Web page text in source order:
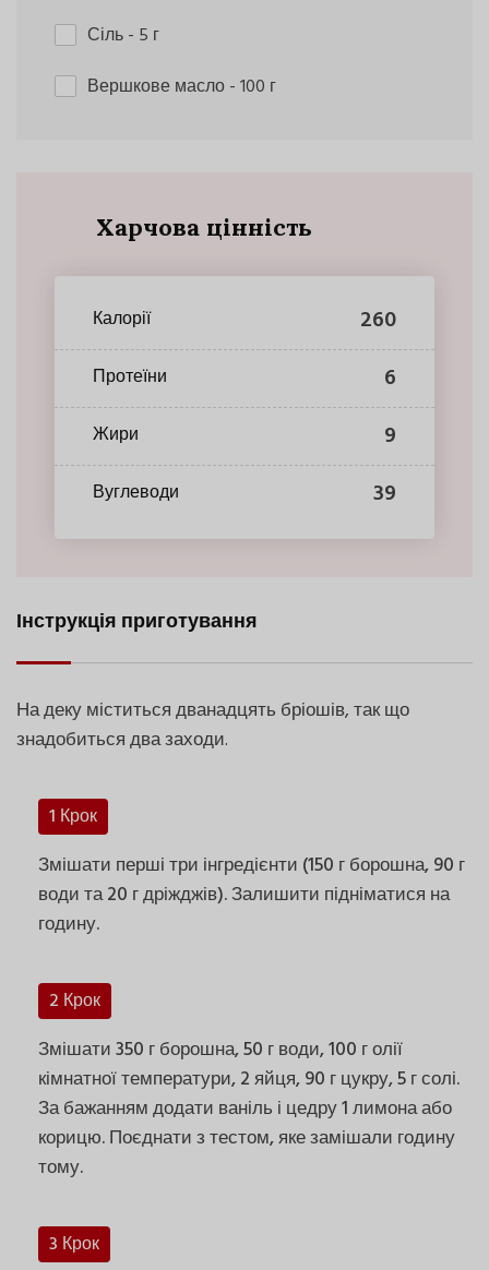
Сіль- 5 г
Вершкове масло- 100 г
Харчова цінність
Калорії 260
Протеїни 6
Жири 9
Вуглеводи 39
Інструкція приготування
На деку міститься дванадцять бріошів, так що
знадобиться два заходи.
1 Крок
Змішати перші три інгредієнти (150 г борошна, 90 г
води та 20 г дріжджів). Залишити підніматися на
годину.
2 Крок
Змішати 350 г борошна, 50 г води, 100 г олії
кімнатної температури, 2 яйця, 90 г цукру, 5 г солі.
За бажанням додати ваніль і цедру 1 лимона або
корицю. Поєднати з тестом, яке замішали годину
тому.
3 Крок